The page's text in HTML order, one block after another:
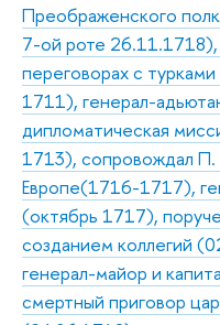
Преображенского
7-ой роте 26.11.1718),
переговорах с
1711), генерал-
дипломатическая
1713), сопровождал П.
Европе(1716-1717),
(октябрь 1717),
созданием коллегий
генерал-майор и
смертный приговор